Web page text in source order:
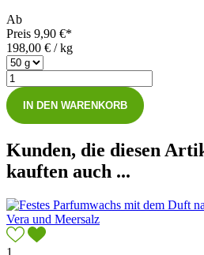
Ab
Preis 9,90 €*
198,00 € / kg
IN DEN WARENKORB
Kunden, die diesen
kauften auch ...